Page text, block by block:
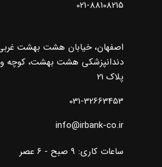
021-88108215
اصفهان، خیابان هشت بهشت
پلاک 21
031-32663453
info@irbank-co.ir
ساعات کاری: ۹ صبح - ۶ عصر